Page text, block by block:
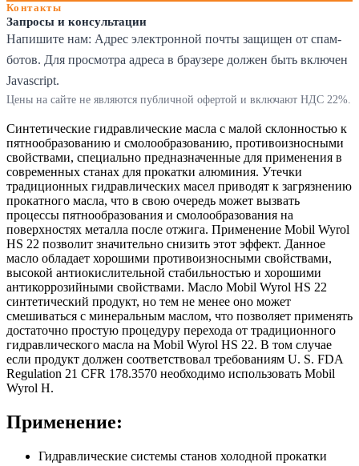
Контакты
Запросы и консультации
Напишите нам: Адрес электронной почты защищен от спам-
ботов. Для просмотра адреса в браузере должен быть включен
Javascript.
Цены на сайте не являются публичной офертой и включают НДС 22%.
Синтетические гидравлические масла с малой склонностью к
пятнообразованию и смолообразованию, противоизносными
свойствами, специально предназначенные для применения в
современных станах для прокатки алюминия. Утечки
традиционных гидравлических масел приводят к загрязнению
прокатного масла, что в свою очередь может вызвать
процессы пятнообразования и смолообразования на
поверхностях металла после отжига. Применение Mobil Wyrol
HS 22 позволит значительно снизить этот эффект. Данное
масло обладает хорошими противоизносными свойствами,
высокой антиокислительной стабильностью и хорошими
антикоррозийными свойствами. Масло Mobil Wyrol HS 22
синтетический продукт, но тем не менее оно может
смешиваться с минеральным маслом, что позволяет применять
достаточно простую процедуру перехода от традиционного
гидравлического масла на Mobil Wyrol HS 22. В том случае
если продукт должен соответствовал требованиям U. S. FDA
Regulation 21 CFR 178.3570 необходимо использовать Mobil
Wyrol H.
Применение:
Гидравлические системы станов холодной прокатки